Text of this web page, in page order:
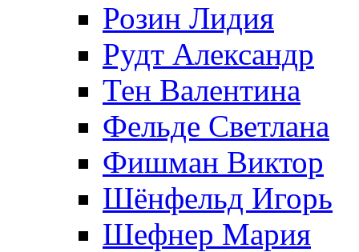
Розин Лидия
Рудт Александр
Тен Валентина
Фельде Светлана
Фишман Виктор
Шёнфельд Игорь
Шефнер Мария